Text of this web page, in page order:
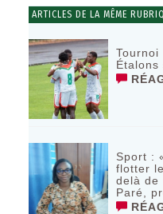
ARTICLES DE LA MÊME
Tournoi
Sport :
flotter
delà de
Paré,